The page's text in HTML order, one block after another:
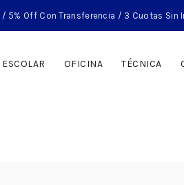
5% Off Con Transferencia / 3 Cuotas Sin
ESCOLAR OFICINA TÉCNICA